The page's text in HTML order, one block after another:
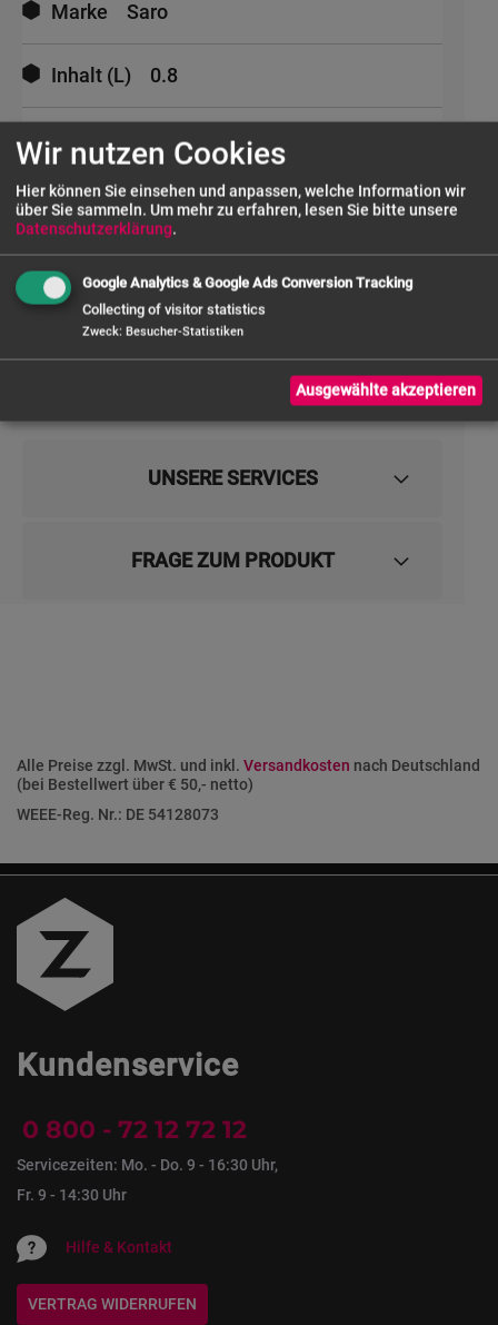
Marke Saro
Inhalt (L) 0.8
Anschluss 12V
Breite außen (mm) 180
Tiefe außen (mm)
Höhe außen (mm) 520
UNSERE SERVICES
FRAGE ZUM PRODUKT
Alle Preise zzgl. MwSt. und inkl. Versandkosten nach Deutschland
(bei Bestellwert über € 50,- netto)
WEEE-Reg. Nr.: DE 54128073
Kundenservice
0 800 - 72 12 72 12
Servicezeiten: Mo. - Do. 9 - 16:30 Uhr,
Fr. 9 - 14:30 Uhr
Hilfe & Kontakt
VERTRAG WIDERRUFEN
Wir nutzen Cookies
Hier können Sie einsehen und anpassen, welche Information wir
über Sie sammeln. Um mehr zu erfahren, lesen Sie bitte unsere
Datenschutzerklärung.
Google Analytics & Google Ads Conversion Tracking
Collecting of visitor statistics
Zweck: Besucher-Statistiken
Ausgewählte akzeptieren